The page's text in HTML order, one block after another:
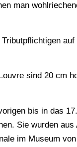
man
sind 20 cm
bis in das
Sie wurden
im Museum